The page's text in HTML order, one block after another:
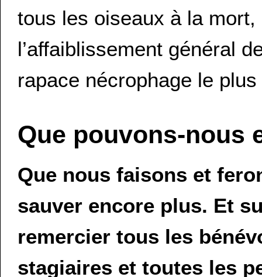
tous les oiseaux à la
l’affaiblissement général
rapace nécrophage le
Que pouvons-nous
Que nous faisons et
sauver encore plus. Et
remercier tous les
stagiaires et toutes les